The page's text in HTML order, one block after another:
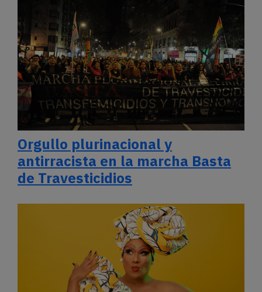
Orgullo plurinacional y
antirracista en la marcha Basta
de Travesticidios